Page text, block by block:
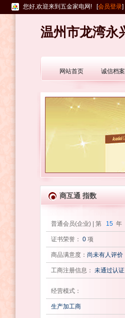
您好,欢迎来到五金家电网! [会员登录
温州市龙湾永
网站首页 诚信档案
商互通 指数
普通会员(企业) | 第 15年
证书荣誉： 0项
商品满意度： 尚未有人评价
工商注册信息： 未通过认证
经营模式：
生产加工商